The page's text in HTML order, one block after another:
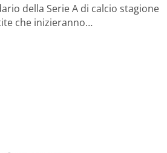
della Serie A di calcio stagione
che inizieranno…